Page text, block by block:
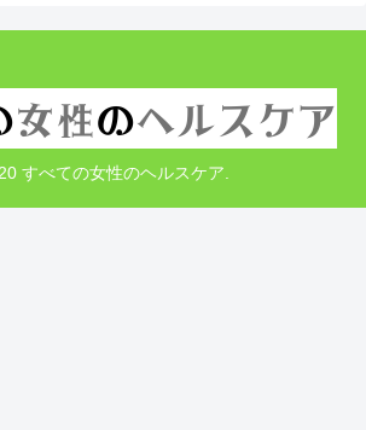
すべての女性のヘルスケア.